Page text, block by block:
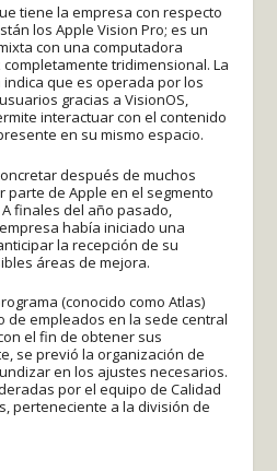
tiene la empresa con respecto
los Apple Vision Pro; es un
con una computadora
tridimensional. La
que es operada por los
gracias a VisionOS,
interactuar con el contenido
en su mismo espacio.
después de muchos
parte de Apple en el segmento
finales del año pasado,
había iniciado una
la recepción de su
áreas de mejora.
(conocido como Atlas)
de empleados en la sede central
el fin de obtener sus
se previó la organización de
en los ajustes necesarios.
por el equipo de Calidad
perteneciente a la división de